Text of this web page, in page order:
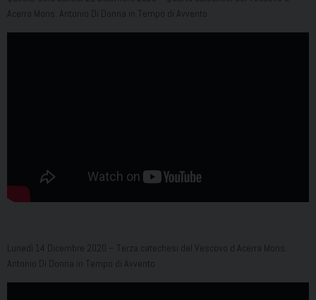
Acerra Mons. Antonio Di Donna in Tempo di Avvento
Lunedì 14 Dicembre 2020 – Terza catechesi del Vescovo d Acerra Mons.
Antonio Di Donna in Tempo di Avvento